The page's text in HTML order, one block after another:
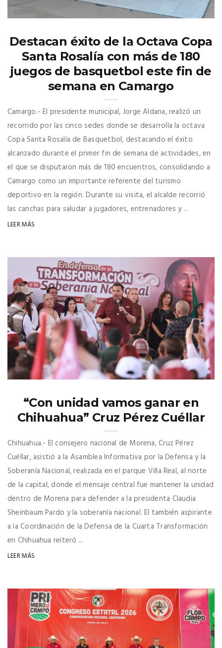
Destacan éxito de la Octava Copa
Santa Rosalía con más de 180
juegos de basquetbol este fin de
semana en Camargo
Camargo.- El presidente municipal, Jorge Aldana, realizó un
recorrido por las cinco sedes donde se desarrolla la octava
Copa Santa Rosalía de Basquetbol, destacando el éxito
alcanzado durante el primer fin de semana de actividades, en
el que se disputaron más de 180 encuentros, consolidando a
Camargo como un importante referente del turismo
deportivo en la región. Durante su visita, el alcalde recorrió
las canchas para saludar a jugadores, entrenadores y ...
LEER MÁS
“Con unidad vamos ganar en
Chihuahua” Cruz Pérez Cuéllar
Chihuahua.- El consejero nacional de Morena, Cruz Pérez
Cuéllar, asistió a la Asamblea Informativa por la Defensa y la
Soberanía Nacional, realizada en el parque Villa Real, al norte
de la capital, donde el mensaje central fue mantener la unidad
dentro de Morena para defender a la presidenta Claudia
Sheinbaum Pardo y la soberanía nacional. El también aspirante
a la Coordinación de la Defensa de la Cuarta Transformación
en Chihuahua reiteró ...
LEER MÁS